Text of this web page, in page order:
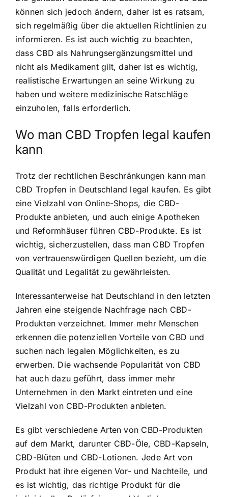
können sich jedoch ändern, daher ist es ratsam,
sich regelmäßig über die aktuellen Richtlinien zu
informieren. Es ist auch wichtig zu beachten,
dass CBD als Nahrungsergänzungsmittel und
nicht als Medikament gilt, daher ist es wichtig,
realistische Erwartungen an seine Wirkung zu
haben und weitere medizinische Ratschläge
einzuholen, falls erforderlich.
Wo man CBD Tropfen legal kaufen
kann
Trotz der rechtlichen Beschränkungen kann man
CBD Tropfen in Deutschland legal kaufen. Es gibt
eine Vielzahl von Online-Shops, die CBD-
Produkte anbieten, und auch einige Apotheken
und Reformhäuser führen CBD-Produkte. Es ist
wichtig, sicherzustellen, dass man CBD Tropfen
von vertrauenswürdigen Quellen bezieht, um die
Qualität und Legalität zu gewährleisten.
Interessanterweise hat Deutschland in den letzten
Jahren eine steigende Nachfrage nach CBD-
Produkten verzeichnet. Immer mehr Menschen
erkennen die potenziellen Vorteile von CBD und
suchen nach legalen Möglichkeiten, es zu
erwerben. Die wachsende Popularität von CBD
hat auch dazu geführt, dass immer mehr
Unternehmen in den Markt eintreten und eine
Vielzahl von CBD-Produkten anbieten.
Es gibt verschiedene Arten von CBD-Produkten
auf dem Markt, darunter CBD-Öle, CBD-Kapseln,
CBD-Blüten und CBD-Lotionen. Jede Art von
Produkt hat ihre eigenen Vor- und Nachteile, und
es ist wichtig, das richtige Produkt für die